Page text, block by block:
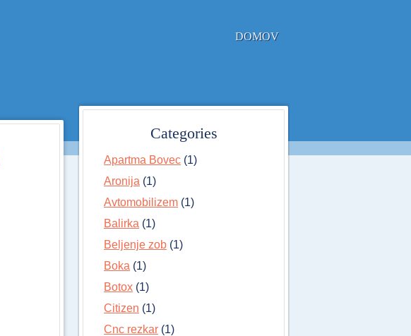
DOMOV
Categories
Apartma Bovec (1)
Aronija (1)
Avtomobilizem (1)
Balirka (1)
Beljenje zob (1)
Boka (1)
Botox (1)
Citizen (1)
Cnc rezkar (1)